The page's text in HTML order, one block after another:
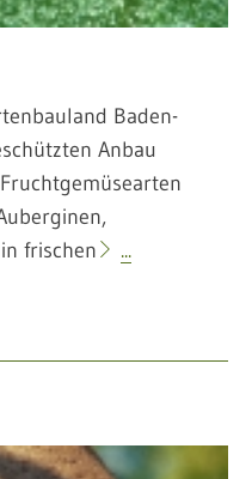
Baden-
Anbau
frischen
...